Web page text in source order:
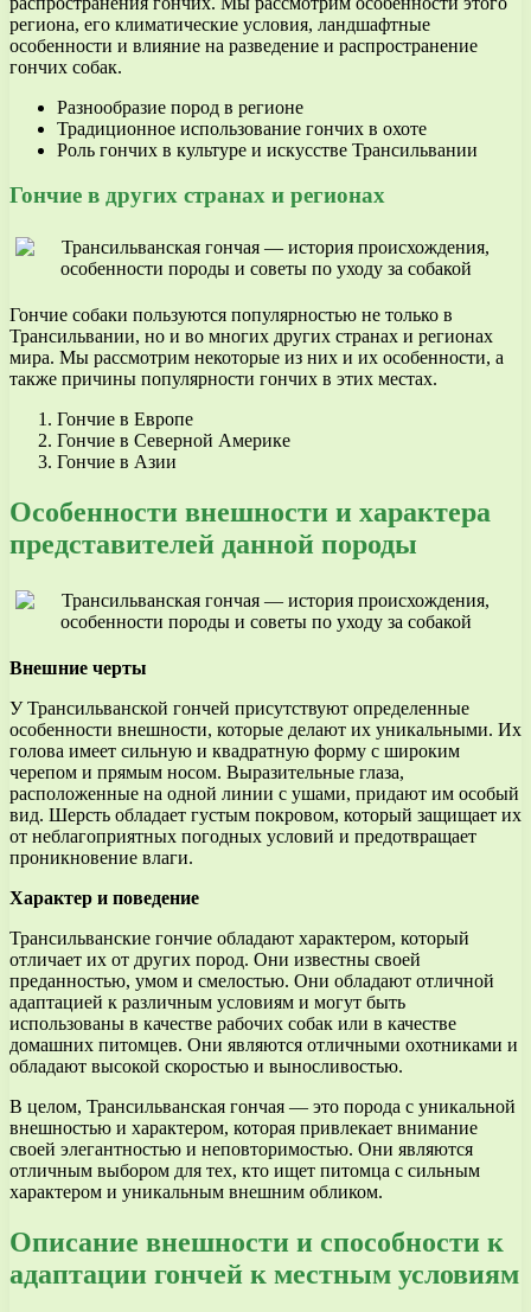
региона, его климатические условия, ландшафтные
особенности и влияние на разведение и распространение
гончих собак.
Разнообразие пород в регионе
Традиционное использование гончих в охоте
Роль гончих в культуре и искусстве Трансильвании
Гончие в других странах и регионах
Гончие собаки пользуются популярностью не только в
Трансильвании, но и во многих других странах и регионах
мира. Мы рассмотрим некоторые из них и их особенности, а
также причины популярности гончих в этих местах.
Гончие в Европе
Гончие в Северной Америке
Гончие в Азии
Особенности внешности и характера
представителей данной породы
Внешние черты
У Трансильванской гончей присутствуют определенные
особенности внешности, которые делают их уникальными. Их
голова имеет сильную и квадратную форму с широким
черепом и прямым носом. Выразительные глаза,
расположенные на одной линии с ушами, придают им особый
вид. Шерсть обладает густым покровом, который защищает их
от неблагоприятных погодных условий и предотвращает
проникновение влаги.
Характер и поведение
Трансильванские гончие обладают характером, который
отличает их от других пород. Они известны своей
преданностью, умом и смелостью. Они обладают отличной
адаптацией к различным условиям и могут быть
использованы в качестве рабочих собак или в качестве
домашних питомцев. Они являются отличными охотниками и
обладают высокой скоростью и выносливостью.
В целом, Трансильванская гончая — это порода с уникальной
внешностью и характером, которая привлекает внимание
своей элегантностью и неповторимостью. Они являются
отличным выбором для тех, кто ищет питомца с сильным
характером и уникальным внешним обликом.
Описание внешности и способности к
адаптации гончей к местным условиям